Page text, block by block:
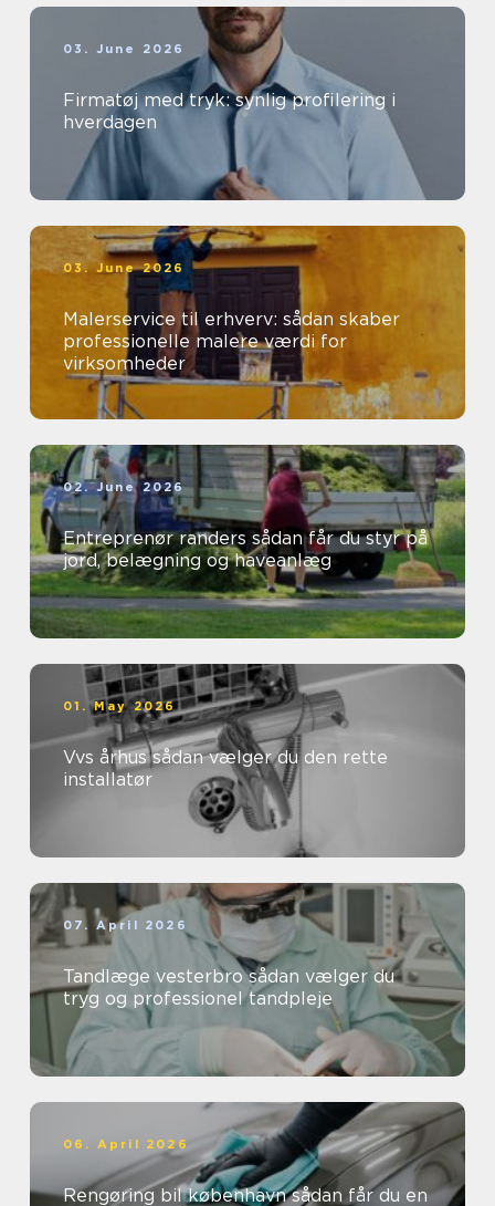
03. June 2026
Firmatøj med tryk: synlig profilering i
hverdagen
03. June 2026
Malerservice til erhverv: sådan skaber
professionelle malere værdi for
virksomheder
02. June 2026
Entreprenør randers sådan får du styr på
jord, belægning og haveanlæg
01. May 2026
Vvs århus sådan vælger du den rette
installatør
07. April 2026
Tandlæge vesterbro sådan vælger du
tryg og professionel tandpleje
06. April 2026
Rengøring bil københavn sådan får du en